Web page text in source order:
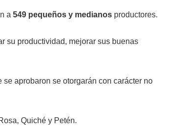
a 549 pequeños y medianos productores.
su productividad, mejorar sus buenas
aprobaron se otorgarán con carácter no
Quiché y Petén.